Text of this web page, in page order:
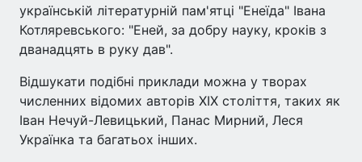
українській літературній пам'ятці "Енеїда" Івана
Котляревського: "Еней, за добру науку, кроків з
дванадцять в руку дав".
Відшукати подібні приклади можна у творах
численних відомих авторів XIX століття, таких як
Іван Нечуй-Левицький, Панас Мирний, Леся
Українка та багатьох інших.